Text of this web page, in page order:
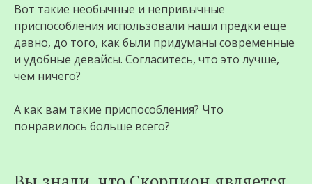
Вот такие необычные и непривычные
приспособления использовали наши предки еще
давно, до того, как были придуманы современные
и удобные девайсы. Согласитесь, что это лучше,
чем ничего?
А как вам такие приспособления? Что
понравилось больше всего?